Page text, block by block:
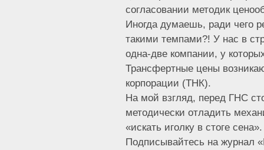
согласовании методик
Иногда думаешь, ради чего
такими темпами?! У нас в
одна-две компании, у
Трансфертные цены
корпорации (ТНК).
На мой взгляд, перед ГНС
методически отладить
«искать иголку в стоге сена».
Подписывайтесь на журнал